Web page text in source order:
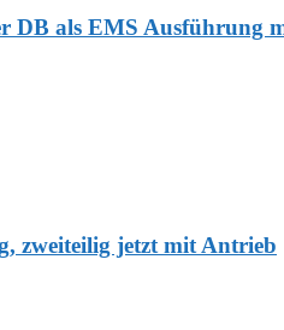
DB als EMS Ausführung
zweiteilig jetzt mit Antrieb